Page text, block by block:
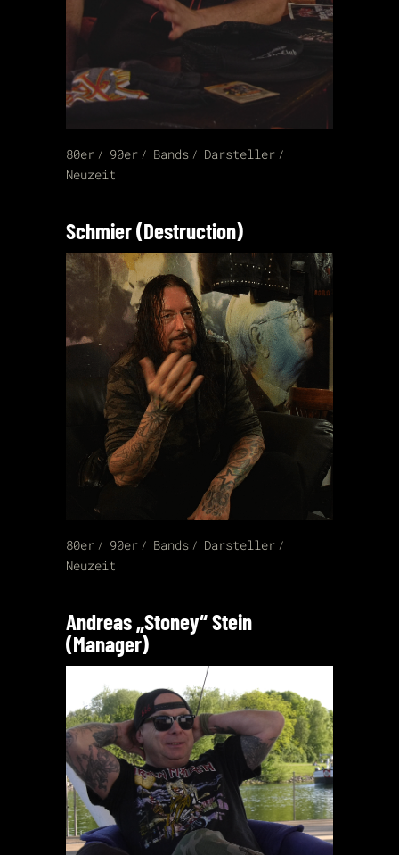
80er 90er Bands
Darsteller
Neuzeit
Schmier (Destruction)
80er 90er Bands
Darsteller
Neuzeit
Andreas „Stoney“ Stein
(Manager)